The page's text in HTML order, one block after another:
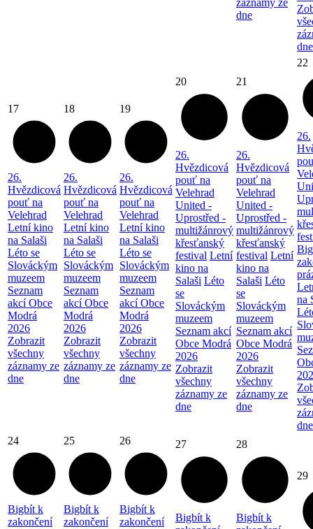
záznamy ze
dne
dne
17
26.
Hvězdicová
pouť na
Velehrad
Letní kino
na Salaši
Léto se
Slováckým
muzeem
Seznam
akcí Obce
Modrá
2026
Zobrazit
všechny
záznamy ze
dne
18
26.
Hvězdicová
pouť na
Velehrad
Letní kino
na Salaši
Léto se
Slováckým
muzeem
Seznam
akcí Obce
Modrá
2026
Zobrazit
všechny
záznamy ze
dne
19
26.
Hvězdicová
pouť na
Velehrad
Letní kino
na Salaši
Léto se
Slováckým
muzeem
Seznam
akcí Obce
Modrá
2026
Zobrazit
všechny
záznamy ze
dne
20
26.
Hvězdicová
pouť na
Velehrad
United -
Uprostřed -
multižánrový
křesťanský
festival Letní
kino na
Salaši Léto
se
Slováckým
muzeem
Seznam akcí
Obce Modrá
2026
Zobrazit
všechny
záznamy ze
dne
21
26.
Hvězdicová
pouť na
Velehrad
United -
Uprostřed -
multižánrový
křesťanský
festival Letní
kino na
Salaši Léto
se
Slováckým
muzeem
Seznam akcí
Obce Modrá
2026
Zobrazit
všechny
záznamy ze
dne
22
26.
na
dne
24
Bigbít k
zakončení
25
Bigbít k
zakončení
26
Bigbít k
zakončení
27
Bigbít k
28
Bigbít k
29